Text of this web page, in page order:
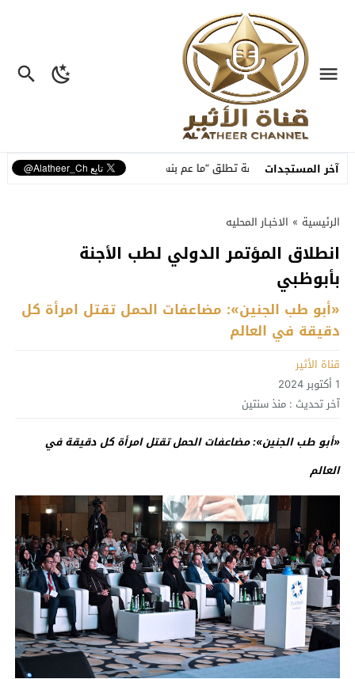
آخر المستجدات
نسمة تطلق “ما عم بنساك”.. أغنية مصوّرة تحوّل وجع الفراق إلى رسالة
الرئيسية » الاخبـار المحليه
انطلاق المؤتمر الدولي لطب الأجنة
بأبوظبي
«أبو طب الجنين»: مضاعفات الحمل تقتل امرأة كل
دقيقة في العالم
قناة الأثير
1 أكتوبر 2024
آخر تحديث : منذ سنتين
«أبو طب الجنين»: مضاعفات الحمل تقتل امرأة كل دقيقة في
العالم